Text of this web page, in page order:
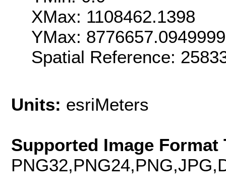
XMax: 1108462.1398
YMax:
Spatial Reference:
Units: esriMeters
Supported Image Format